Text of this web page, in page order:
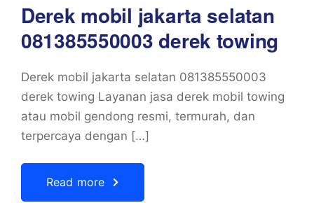
Derek mobil jakarta selatan
081385550003 derek towing
Derek mobil jakarta selatan 081385550003
derek towing Layanan jasa derek mobil towing
atau mobil gendong resmi, termurah, dan
terpercaya dengan […]
Read more